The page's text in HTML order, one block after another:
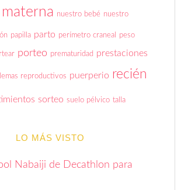
nuestro bebé nuestro
papilla parto perímetro craneal peso
porteo prematuridad prestaciones
reproductivos puerperio recién
sorteo suelo pélvico talla
LO MÁS VISTO
Nabaiji de Decathlon para